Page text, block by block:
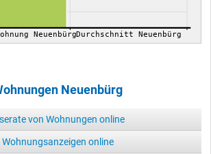
NeuenbürgDurchschnitt Neuenbürg
Neuenbürg
von Wohnungen online
Wohnungsanzeigen online